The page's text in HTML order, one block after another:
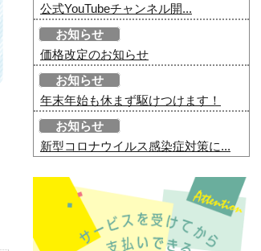
公式YouTubeチャンネル開...
お知らせ
価格改定のお知らせ
お知らせ
年末年始も休まず駆けつけます！
お知らせ
新型コロナウイルス感染症対策に...